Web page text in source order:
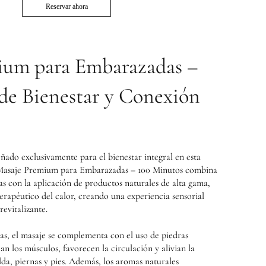
Reservar ahora
para Embarazadas –
Bienestar y Conexión
exclusivamente para el bienestar integral en esta
Premium para Embarazadas – 100 Minutos combina
con la aplicación de productos naturales de alta gama,
del calor, creando una experiencia sensorial
el masaje se complementa con el uso de piedras
los músculos, favorecen la circulación y alivian la
piernas y pies. Además, los aromas naturales